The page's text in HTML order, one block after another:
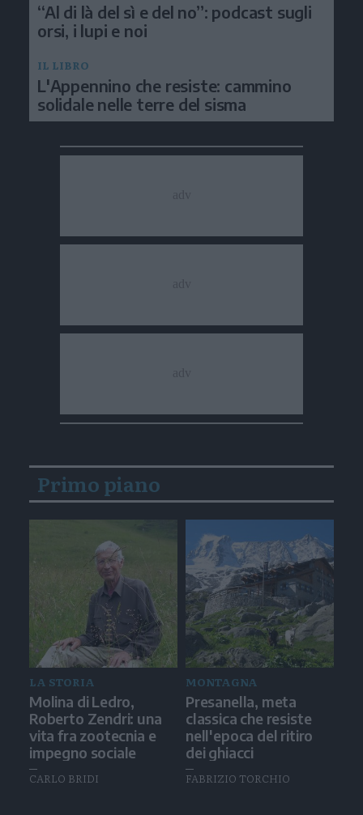
“Al di là del sì e del no”: podcast sugli
orsi, i lupi e noi
IL LIBRO
L'Appennino che resiste: cammino
solidale nelle terre del sisma
Primo piano
LA STORIA
Molina di Ledro,
Roberto Zendri: una
vita fra zootecnia e
impegno sociale
CARLO BRIDI
MONTAGNA
Presanella, meta
classica che resiste
nell'epoca del ritiro
dei ghiacci
FABRIZIO TORCHIO